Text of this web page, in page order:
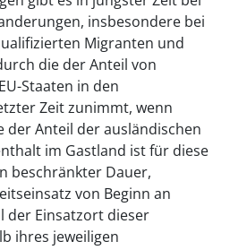
insbesondere bei
Migranten und
die der Anteil von
Staaten in den
Zeit zunimmt, wenn
der Anteil der ausländischen
im Gastland ist für diese
beschränkter Dauer,
von Beginn an
Einsatzort dieser
ihres jeweiligen